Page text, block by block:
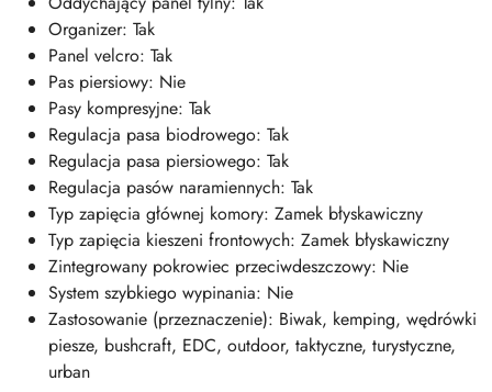
Organizer: Tak
Panel velcro: Tak
Pas piersiowy: Nie
Pasy kompresyjne: Tak
Regulacja pasa biodrowego: Tak
Regulacja pasa piersiowego: Tak
Regulacja pasów naramiennych: Tak
Typ zapięcia głównej komory: Zamek błyskawiczny
Typ zapięcia kieszeni frontowych: Zamek błyskawiczny
Zintegrowany pokrowiec przeciwdeszczowy: Nie
System szybkiego wypinania: Nie
Zastosowanie (przeznaczenie): Biwak, kemping, wędrówki
piesze, bushcraft, EDC, outdoor, taktyczne, turystyczne,
urban